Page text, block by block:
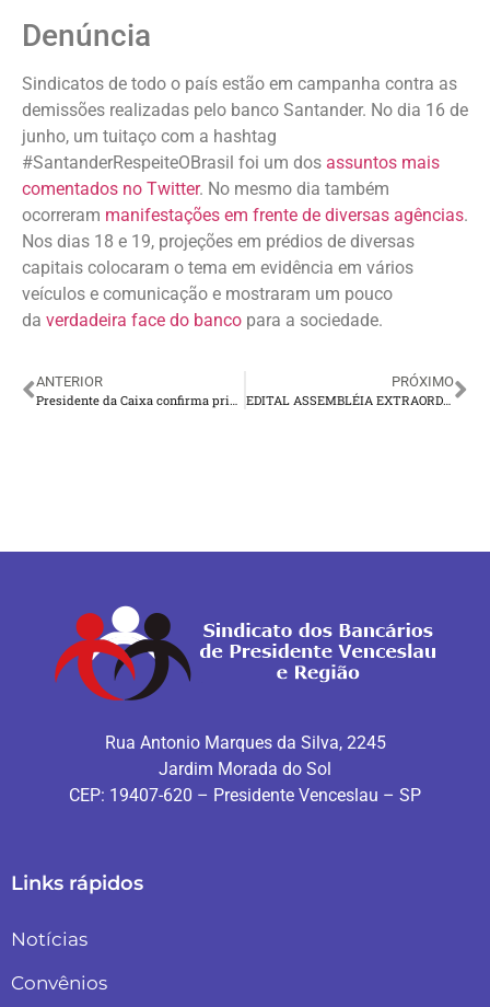
Denúncia
Sindicatos de todo o país estão em campanha contra as
demissões realizadas pelo banco Santander. No dia 16 de
junho, um tuitaço com a hashtag
#SantanderRespeiteOBrasil foi um dos assuntos mais
comentados no Twitter. No mesmo dia também
ocorreram manifestações em frente de diversas agências.
Nos dias 18 e 19, projeções em prédios de diversas
capitais colocaram o tema em evidência em vários
veículos e comunicação e mostraram um pouco
da verdadeira face do banco para a sociedade.
ANTERIOR
Presidente da Caixa confirma privatização de áreas estratégicas do Banco
PRÓXIMO
EDITAL ASSEMBLÉIA EXTRAORDINÁRIA ESPECÍFICA
Rua Antonio Marques da Silva, 2245
Jardim Morada do Sol
CEP: 19407-620 – Presidente Venceslau – SP
Links rápidos
Notícias
Convênios